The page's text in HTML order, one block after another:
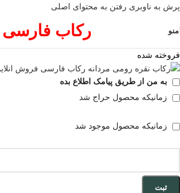
پرش به ناوبری رفتن به محتوای اصلی
منو رکاب فارسی
فروخته شده
به من از طریق پیامک اطلاع بده
زمانیکه محصول حراج شد
زمانیکه محصول موجود شد
ثبت